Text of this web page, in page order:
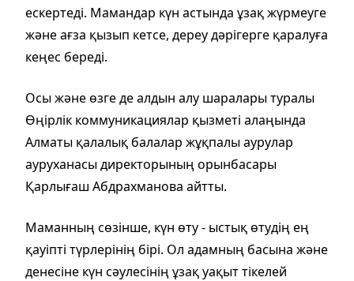
ескертеді. Мамандар күн астында ұзақ жүрмеуге
және ағза қызып кетсе, дереу дәрігерге қаралуға
кеңес береді.
Осы және өзге де алдын алу шаралары туралы
Өңірлік коммуникациялар қызметі алаңында
Алматы қалалық балалар жұқпалы аурулар
ауруханасы директорының орынбасары
Қарлығаш Абдрахманова айтты.
Маманның сөзінше, күн өту - ыстық өтудің ең
қауіпті түрлерінің бірі. Ол адамның басына және
денесіне күн сәулесінің ұзақ уақыт тікелей